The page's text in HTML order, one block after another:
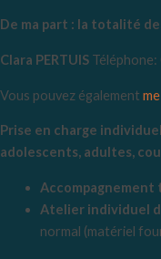
De ma part : la totalité
Clara PERTUIS Téléphone:
Vous pouvez également
Prise en charge
adolescents, adultes,
Atelier individuel
normal (matériel